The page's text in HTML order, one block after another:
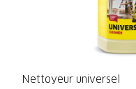
Nettoyeur universel